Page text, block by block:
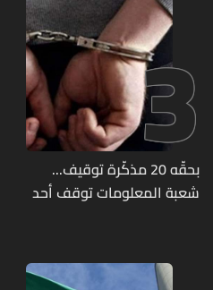
3بحقّه 20 مذكّرة توقيف...
شعبة المعلومات توقف أحد